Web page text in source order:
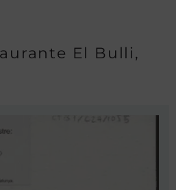
El Bulli,